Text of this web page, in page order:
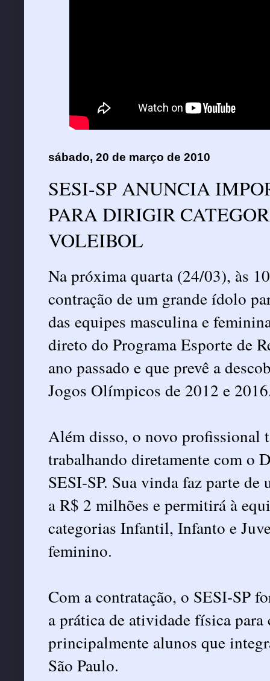
sábado, 20 de março de 2010
SESI-SP ANUNCIA
PARA DIRIGIR
VOLEIBOL
Na próxima quarta (24/03), às
contração de um grande ídolo
das equipes masculina e
direto do Programa Esporte de
ano passado e que prevê a
Jogos Olímpicos de 2012 e
Além disso, o novo profissional
trabalhando diretamente com o
SESI-SP. Sua vinda faz parte
a R$ 2 milhões e permitirá à
categorias Infantil, Infanto e
feminino.
Com a contratação, o SESI-SP
a prática de atividade física para
principalmente alunos que
São Paulo.